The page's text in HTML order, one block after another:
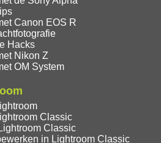
Canon EOS R
Hacks
Nikon Z
OM System
Classic
Classic
in Lightroom Classic